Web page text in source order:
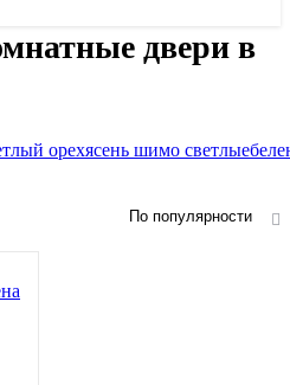
двери в
орехясень шимо светлые
По популярности